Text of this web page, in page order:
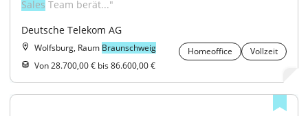
Sales Team berät..."
Deutsche Telekom AG
Wolfsburg, Raum Braunschweig Homeoffice
Vollzeit
Von 28.700,00 € bis 86.600,00 €